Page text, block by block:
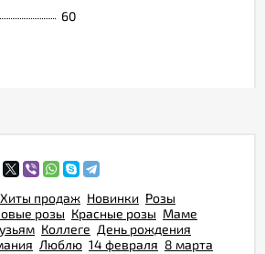
60
Хиты продаж Новинки Розы
розы Красные розы Маме
Коллеге День рождения
Люблю 14 февраля 8 марта